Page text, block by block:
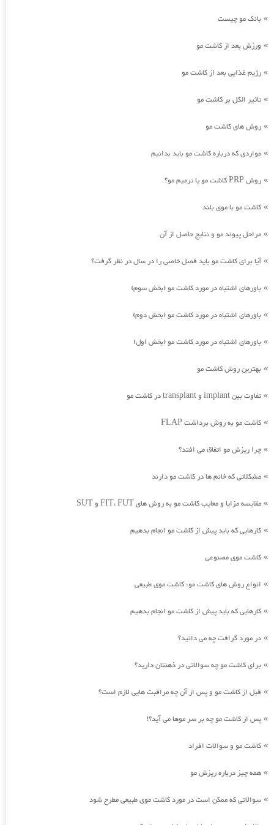
» بانک مو چیست
» ورزش بعد از کاشت مو
» رژیم غذایی بعد از کاشت مو
» تاثیر الکل بر کاشت مو
» روش های کاشت مو
» مواردی که درباره کاشت مو باید بدانیم
» روش PRP کاشت مو یا ترمیم مو؟
» کاشت مو با موی بلند
» مراحل پیوند مو و نتایج حاصل از آن
»آیا برای کاشت مو باید فصل خاصی را در سال در نظر گرفت؟
» باورهای اشتباه در مورد کاشت مو (بخش سوم)
» باورهای اشتباه در مورد کاشت مو (بخش دوم)
» باورهای اشتباه در مورد کاشت مو (بخش اول)
» بهترین روش کاشت مو
» تفاوت بین implant و transplant در کاشت مو
» کاشت مو به روش برداشت FLAP
» چرا ریزش مو اتفاق می افتد؟
» مشکلاتی که خانم ها در کاشت مو دارند
» مقایسه مزایا و معایب کاشت مو به روش های FIT، FUT و SUT
» کارهایی که باید پیش از کاشت مو انجام بدهیم
» کاشت موی مصنوعی
» انواع روش های کاشت مو: کاشت موی طبیعی
» کارهایی که باید پیش از کاشت مو انجام بدهیم
» در مورد گرافت چه می دانید؟
» برای کاشت مو چه سوالاتی در ذهنتان دارید؟
» قبل از کاشت مو و پس از آن چه مراقبت هایی لازم است؟
» پس از کاشت مو چه بر سر موها می آید؟!
» کاشت مو و سوالات افراد
» همه چیز درباره ریزش مو
» سوالاتی که ممکن است در مورد کاشت موی طبیعی مطرح شود